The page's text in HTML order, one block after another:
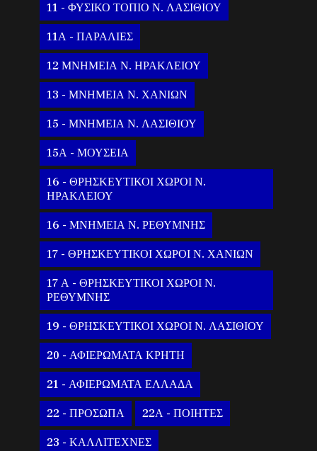
11 - ΦΥΣΙΚΟ ΤΟΠΙΟ Ν. ΛΑΣΙΘΙΟΥ
11Α - ΠΑΡΑΛΙΕΣ
12 ΜΝΗΜΕΙΑ Ν. ΗΡΑΚΛΕΙΟΥ
13 - ΜΝΗΜΕΙΑ Ν. ΧΑΝΙΩΝ
15 - ΜΝΗΜΕΙΑ Ν. ΛΑΣΙΘΙΟΥ
15Α - ΜΟΥΣΕΙΑ
16 - ΘΡΗΣΚΕΥΤΙΚΟΙ ΧΩΡΟΙ Ν.
ΗΡΑΚΛΕΙΟΥ
16 - ΜΝΗΜΕΙΑ Ν. ΡΕΘΥΜΝΗΣ
17 - ΘΡΗΣΚΕΥΤΙΚΟΙ ΧΩΡΟΙ Ν. ΧΑΝΙΩΝ
17 Α - ΘΡΗΣΚΕΥΤΙΚΟΙ ΧΩΡΟΙ Ν.
ΡΕΘΥΜΝΗΣ
19 - ΘΡΗΣΚΕΥΤΙΚΟΙ ΧΩΡΟΙ Ν. ΛΑΣΙΘΙΟΥ
20 - ΑΦΙΕΡΩΜΑΤΑ ΚΡΗΤΗ
21 - ΑΦΙΕΡΩΜΑΤΑ ΕΛΛΑΔΑ
22 - ΠΡΟΣΩΠΑ 22Α - ΠΟΙΗΤΕΣ
23 - ΚΑΛΛΙΤΕΧΝΕΣ